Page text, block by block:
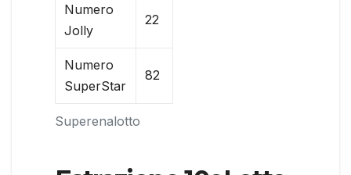
Superenalotto
Numero
Jolly
22
Numero
SuperStar
82